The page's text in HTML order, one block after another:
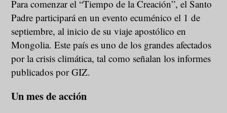
Para comenzar el “Tiempo de la Creación”, el Santo
Padre participará en un evento ecuménico el 1 de
septiembre, al inicio de su viaje apostólico en
Mongolia. Este país es uno de los grandes afectados
por la crisis climática, tal como señalan los informes
publicados por GIZ.
Un mes de acción